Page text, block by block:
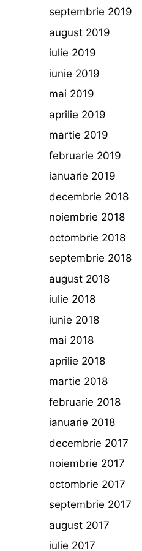
septembrie 2019
august 2019
iulie 2019
iunie 2019
mai 2019
aprilie 2019
martie 2019
februarie 2019
ianuarie 2019
decembrie 2018
noiembrie 2018
octombrie 2018
septembrie 2018
august 2018
iulie 2018
iunie 2018
mai 2018
aprilie 2018
martie 2018
februarie 2018
ianuarie 2018
decembrie 2017
noiembrie 2017
octombrie 2017
septembrie 2017
august 2017
iulie 2017